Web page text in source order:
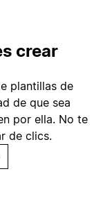
crear
plantillas de
de que sea
por ella. No te
de clics.